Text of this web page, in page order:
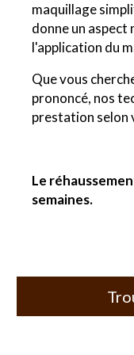
maquillage
donne un aspect
l'application du
Que vous
prononcé, nos
prestation selon
Le
semaines.